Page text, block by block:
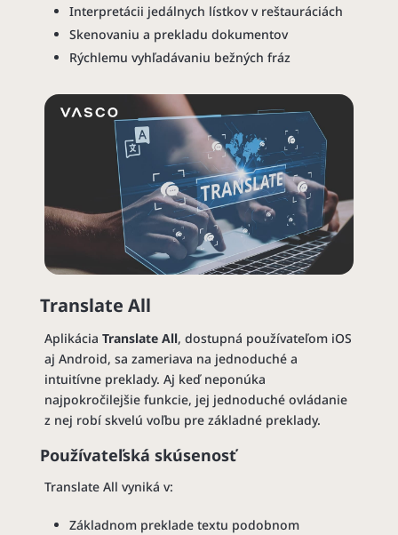
Interpretácii jedálnych lístkov v reštauráciách
Skenovaniu a prekladu dokumentov
Rýchlemu vyhľadávaniu bežných fráz
Translate All
Aplikácia Translate All, dostupná používateľom iOS
aj Android, sa zameriava na jednoduché a
intuitívne preklady. Aj keď neponúka
najpokročilejšie funkcie, jej jednoduché ovládanie
z nej robí skvelú voľbu pre základné preklady.
Používateľská skúsenosť
Translate All vyniká v:
Základnom preklade textu podobnom